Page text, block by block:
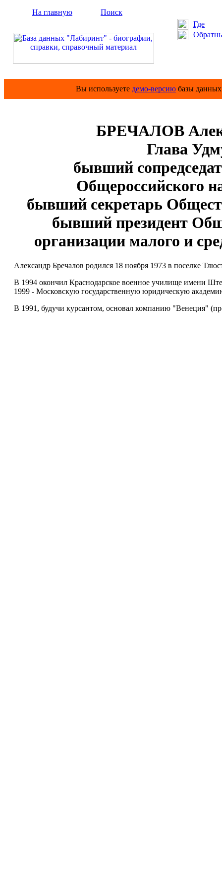
На главную
Поиск
Где
Вы используете демо-версию базы
БРЕЧАЛОВ
Глава
бывший
Общероссийского
бывший секретарь
бывший президент
организации малого и
Александр Бречалов родился 18 ноября 1973 в поселке
В 1994 окончил Краснодарское военное училище имени
1999 - Московскую государственную юридическую
В 1991, будучи курсантом, основал компанию "Венеция"